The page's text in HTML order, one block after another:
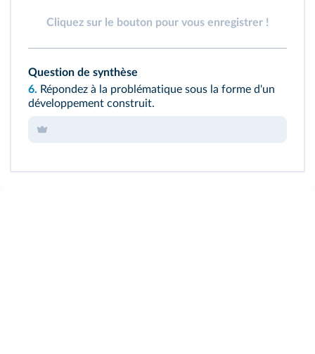
Cliquez sur le bouton pour vous enregistrer !
Question de synthèse
6. Répondez à la problématique sous la forme d'un
développement construit.